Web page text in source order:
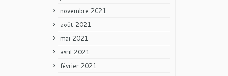
novembre 2021
août 2021
mai 2021
avril 2021
février 2021